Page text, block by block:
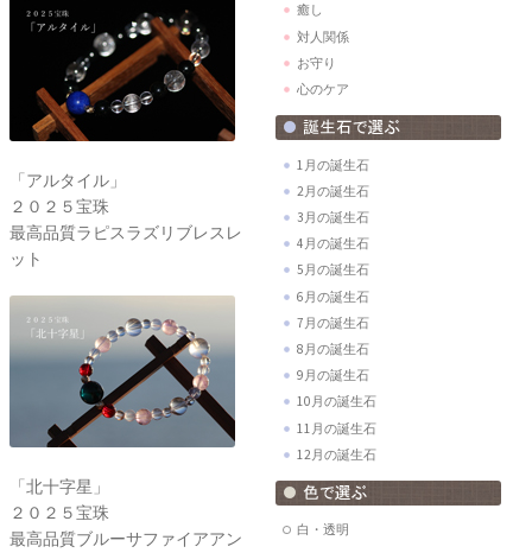
「アルタイル」
２０２５宝珠
最高品質ラピスラズリブレスレ
ット
「北十字星」
２０２５宝珠
最高品質ブルーサファイアアン
癒し
対人関係
お守り
心のケア
1月の誕生石
2月の誕生石
3月の誕生石
4月の誕生石
5月の誕生石
6月の誕生石
7月の誕生石
8月の誕生石
9月の誕生石
10月の誕生石
11月の誕生石
12月の誕生石
白・透明